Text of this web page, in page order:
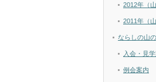
2012年（
2011年（
ならしの山
入会・見
例会案内